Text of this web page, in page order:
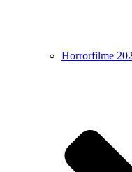
Horrorfilme